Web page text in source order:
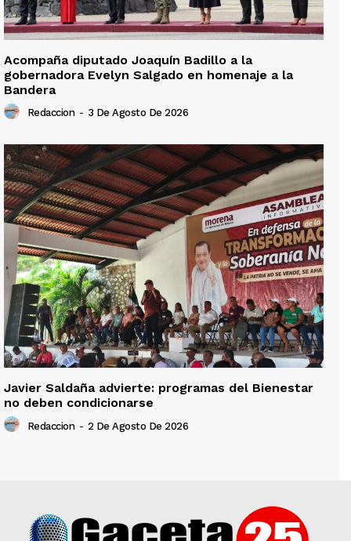
Acompaña diputado Joaquín Badillo a la
gobernadora Evelyn Salgado en homenaje a la
Bandera
Redaccion - 3 De Agosto De 2026
Javier Saldaña advierte: programas del Bienestar
no deben condicionarse
Redaccion - 2 De Agosto De 2026